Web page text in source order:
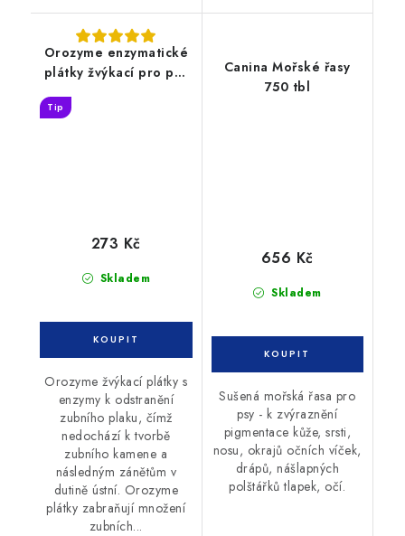
Orozyme enzymatické
plátky žvýkací pro psy
Tip
Skladem
273 Kč
Orozyme žvýkací plátky s
enzymy k odstranění
zubního plaku, čímž
nedochází k tvorbě
zubního kamene a
následným zánětům v
dutině ústní. Orozyme
plátky zabraňují množení
zubních...
Canina Mořské řasy
750 tbl
Skladem
656 Kč
Sušená mořská řasa pro
psy - k zvýraznění
pigmentace kůže, srsti,
nosu, okrajů očních víček,
drápů, nášlapných
polštářků tlapek, očí.